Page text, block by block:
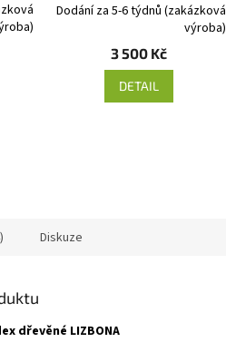
Dodání za 5-6 týdnů (zakázková
výroba)
3 500 Kč
DETAIL
Diskuze
dřevěné LIZBONA